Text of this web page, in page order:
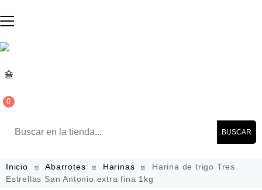
0
BUSCAR
Inicio Abarrotes Harinas
Harina de trigo Tres
Estrellas San Antonio extra fina 1kg